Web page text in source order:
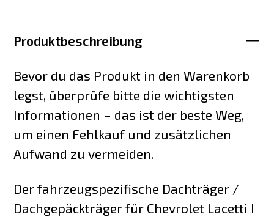
Produktbeschreibung
Bevor du das Produkt in den Warenkorb
legst, überprüfe bitte die wichtigsten
Informationen – das ist der beste Weg,
um einen Fehlkauf und zusätzlichen
Aufwand zu vermeiden.
Der fahrzeugspezifische Dachträger /
Dachgepäckträger für Chevrolet Lacetti I